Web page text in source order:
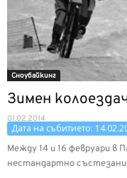
Сноубайкинг
Зимен
01.02.2014
Дата на събитието:
Между 14 и 16 февруари в
нестандартно